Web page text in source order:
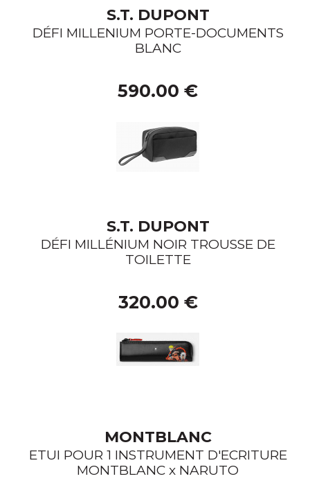
S.T. DUPONT
DÉFI MILLENIUM PORTE-DOCUMENTS
BLANC
590.00 €
S.T. DUPONT
DÉFI MILLÉNIUM NOIR TROUSSE DE
TOILETTE
320.00 €
MONTBLANC
ETUI POUR 1 INSTRUMENT D'ECRITURE
MONTBLANC x NARUTO